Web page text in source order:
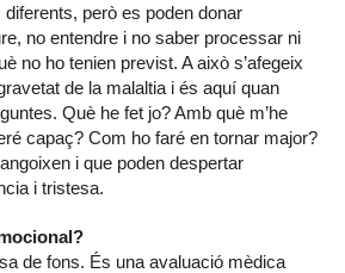
però es poden donar
no entendre i no saber processar ni
no ho tenien previst. A això s’afegeix
de la malaltia i és aquí quan
Què he fet jo? Amb què m’he
capaç? Com ho faré en tornar major?
i que poden despertar
i tristesa.
de fons. És una avaluació mèdica